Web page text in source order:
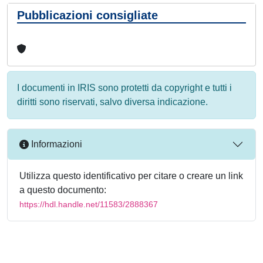
Pubblicazioni consigliate
I documenti in IRIS sono protetti da copyright e tutti i
diritti sono riservati, salvo diversa indicazione.
Informazioni
Utilizza questo identificativo per citare o creare un link
a questo documento:
https://hdl.handle.net/11583/2888367